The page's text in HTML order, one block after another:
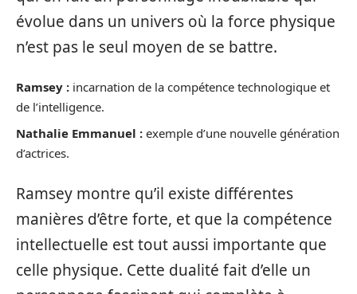
évolue dans un univers où la force physique
n’est pas le seul moyen de se battre.
Ramsey : incarnation de la compétence technologique et
de l’intelligence.
Nathalie Emmanuel : exemple d’une nouvelle génération
d’actrices.
Ramsey montre qu’il existe différentes
manières d’être forte, et que la compétence
intellectuelle est tout aussi importante que
celle physique. Cette dualité fait d’elle un